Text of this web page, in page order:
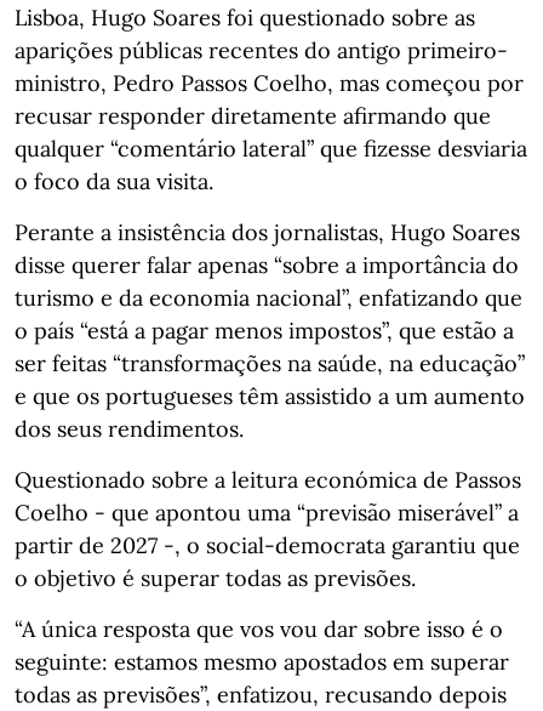
Lisboa, Hugo Soares foi questionado sobre as
aparições públicas recentes do antigo primeiro-
ministro, Pedro Passos Coelho, mas começou por
recusar responder diretamente afirmando que
qualquer “comentário lateral” que fizesse desviaria
o foco da sua visita.
Perante a insistência dos jornalistas, Hugo Soares
disse querer falar apenas “sobre a importância do
turismo e da economia nacional”, enfatizando que
o país “está a pagar menos impostos”, que estão a
ser feitas “transformações na saúde, na educação”
e que os portugueses têm assistido a um aumento
dos seus rendimentos.
Questionado sobre a leitura económica de Passos
Coelho - que apontou uma “previsão miserável” a
partir de 2027 -, o social-democrata garantiu que
o objetivo é superar todas as previsões.
“A única resposta que vos vou dar sobre isso é o
seguinte: estamos mesmo apostados em superar
todas as previsões”, enfatizou, recusando depois